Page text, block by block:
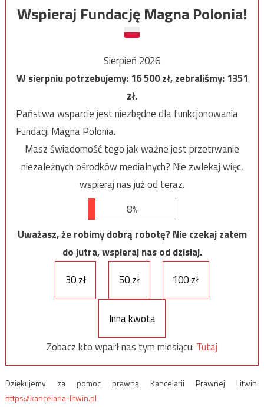
Wspieraj Fundację Magna Polonia!
Sierpień 2026
W sierpniu potrzebujemy:16 500zł, zebraliśmy:1351
zł.
Państwa wsparcie jest niezbędne dla funkcjonowania
Fundacji Magna Polonia.
Masz świadomość tego jak ważne jest przetrwanie
niezależnych ośrodków medialnych? Nie zwlekaj więc,
wspieraj nas już od teraz.
8%
Uważasz, że robimy dobrą robotę? Nie czekaj zatem
do jutra, wspieraj nas od dzisiaj.
30 zł
50 zł 100 zł
Inna kwota
Zobacz kto wparł nas tym miesiącu: Tutaj
Dziękujemy za pomoc prawną Kancelarii Prawnej Litwin:
https://kancelaria-litwin.pl